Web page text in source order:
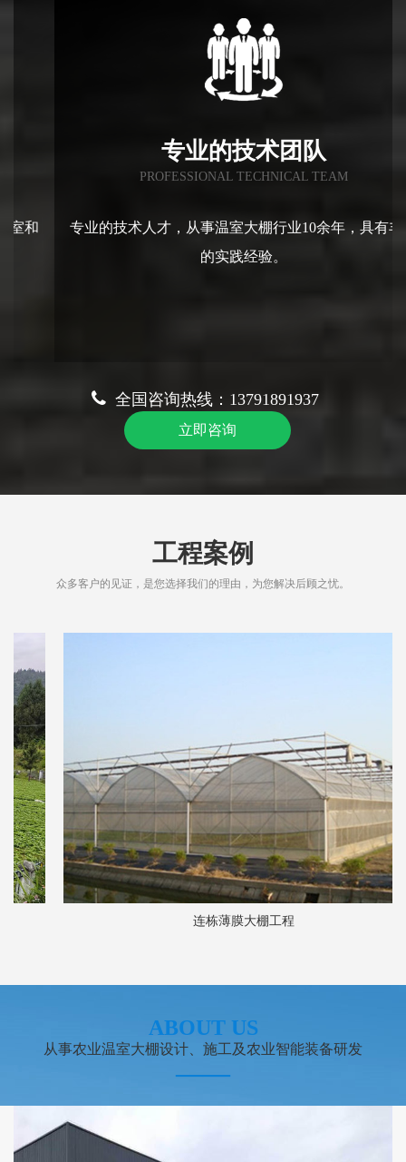
专业的技术团队
PROFESSIONAL TECHNICAL TEAM
专业的技术人才，从事温室大棚行业10余年，具有丰富
的实践经验。
全国咨询热线：13791891937
立即咨询
工程案例
众多客户的见证，是您选择我们的理由，为您解决后顾之忧。
连栋薄膜大棚工程
ABOUT US
从事农业温室大棚设计、施工及农业智能装备研发
——